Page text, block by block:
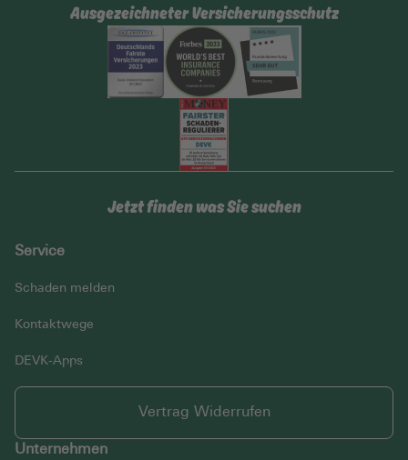
Ausgezeichneter Versicherungsschutz
Jetzt finden was Sie suchen
Service
Schaden melden
Kontaktwege
DEVK-Apps
Vertrag Widerrufen
Unternehmen